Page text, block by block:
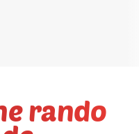
rando